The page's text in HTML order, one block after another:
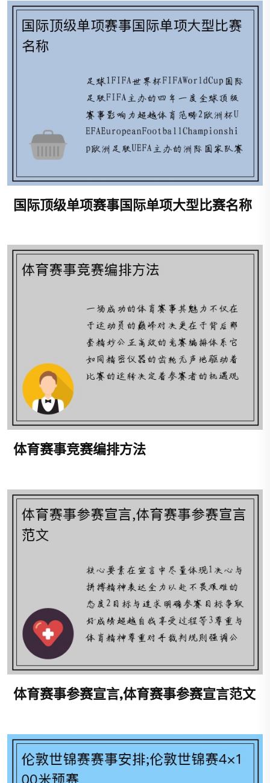
国际顶级单项赛事国际单项大型比赛名称
体育赛事竞赛编排方法
体育赛事参赛宣言,体育赛事参赛宣言范文